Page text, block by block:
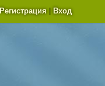
Регистрация Вход